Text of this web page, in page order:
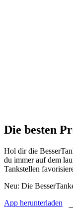
Die besten
Hol dir die
du immer auf dem
Tankstellen
Neu: Die
App herunterladen